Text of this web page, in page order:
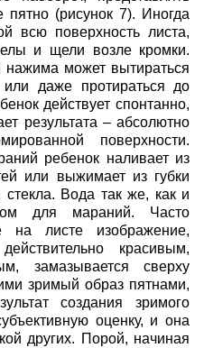
(рисунок 7). Иногда
всю поверхность листа,
и щели возле кромки.
может вытираться
даже протираться до
действует спонтанно,
результата – абсолютно
поверхности.
ребенок наливает из
или выжимает из губки
стекла. Вода так же, как и
для мараний. Часто
на листе изображение,
красивым,
замазывается сверху
зримый образ пятнами,
создания зримого
оценку, и она
других. Порой, начиная